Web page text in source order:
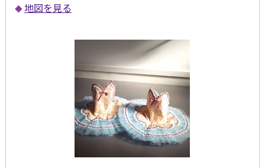
地図を見る